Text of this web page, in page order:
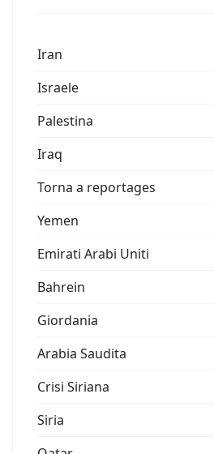
Iran
Israele
Palestina
Iraq
Torna a reportages
Yemen
Emirati Arabi Uniti
Bahrein
Giordania
Arabia Saudita
Crisi Siriana
Siria